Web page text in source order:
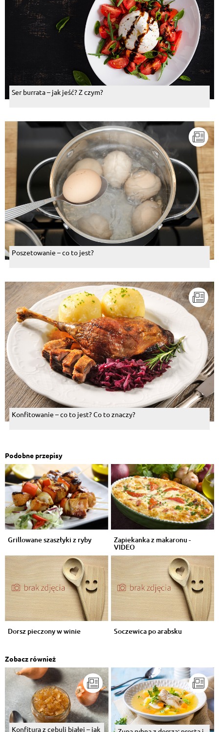
Ser burrata – jak jeść? Z czym?
Poszetowanie – co to jest?
Konfitowanie – co to jest? Co to znaczy?
Podobne przepisy
Grillowane szaszłyki z ryby Zapiekanka z makaronu -
VIDEO
Dorsz pieczony w winie Soczewica po arabsku
Zobacz również
Konfitura z cebuli białej – jak